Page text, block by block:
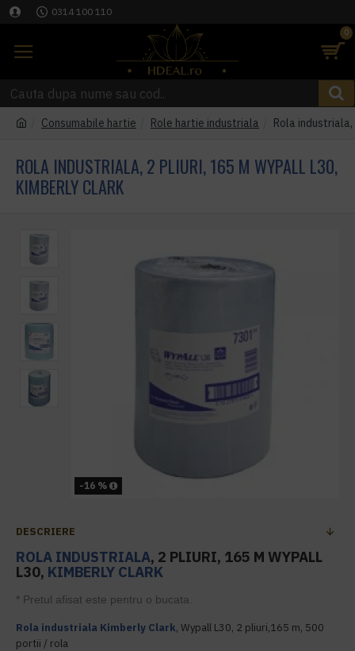
0314 100 110
0
Consumabile hartie Role hartie industriala Rola
ROLA INDUSTRIALA, 2 PLIURI, 165 M WYPALL L30,
KIMBERLY CLARK
-16 %
DESCRIERE
ROLA INDUSTRIALA, 2 PLIURI, 165 M WYPALL
L30, KIMBERLY CLARK
* Pretul afisat este pentru o bucata.
Rola industriala Kimberly Clark, Wypall L30, 2 pliuri,165 m, 500
portii / rola